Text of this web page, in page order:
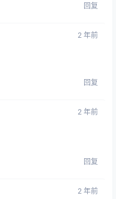
回复
2 年前
回复
2 年前
回复
2 年前